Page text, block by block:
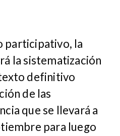
participativo, la
la sistematización
definitivo
de las
que se llevará a
para luego